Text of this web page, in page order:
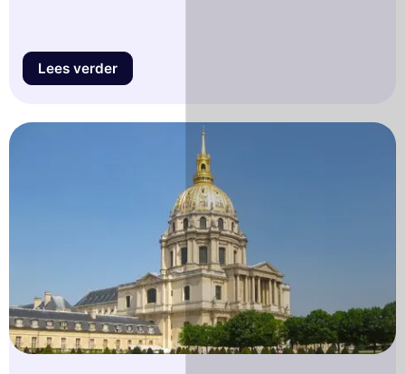
Lees verder